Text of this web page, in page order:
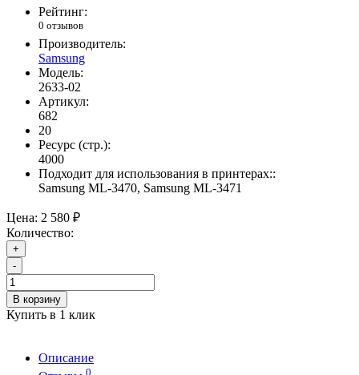
Рейтинг:
0 отзывов
Производитель:
Samsung
Модель:
2633-02
Артикул:
682
20
Ресурс (стр.):
4000
Подходит для использования в принтерах::
Samsung ML-3470, Samsung ML-3471
Цена: 2 580 ₽
Количество:
+
-
В корзину
Купить в 1 клик
Описание
0